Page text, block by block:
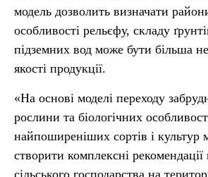
модель дозволить визначати
особливості рельєфу, складу
підземних вод може бути більша
якості продукції.
«На основі моделі переходу
рослини та біологічних
найпоширеніших сортів і культур
створити комплексні
сільського господарства на